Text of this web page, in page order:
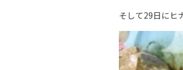
そして29日にヒ